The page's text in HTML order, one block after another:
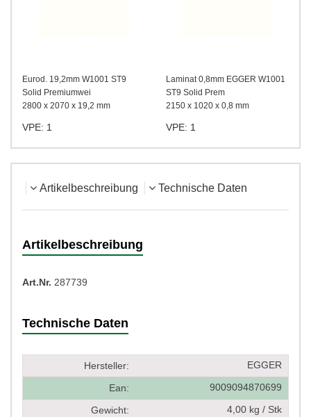
Eurod. 19,2mm W1001 ST9
Solid Premiumwei
2800 x 2070 x 19,2 mm
VPE: 1
Laminat 0,8mm EGGER W1001
ST9 Solid Prem
2150 x 1020 x 0,8 mm
VPE: 1
Artikelbeschreibung Technische Daten
Artikelbeschreibung
Art.Nr. 287739
Technische Daten
Hersteller: EGGER
Ean: 9009094870699
Gewicht: 4,00 kg / Stk